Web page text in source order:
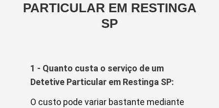
PARTICULAR EM RESTINGA
SP
1 - Quanto custa o serviço de um
Detetive Particular em Restinga SP:
O custo pode variar bastante mediante